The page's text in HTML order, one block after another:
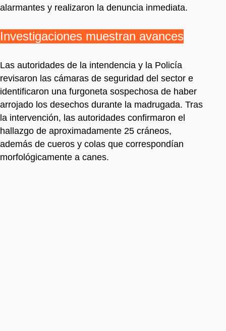
alarmantes y realizaron la denuncia inmediata.
Investigaciones muestran avances
Las autoridades de la intendencia y la Policía
revisaron las cámaras de seguridad del sector e
identificaron una furgoneta sospechosa de haber
arrojado los desechos durante la madrugada. Tras
la intervención, las autoridades confirmaron el
hallazgo de aproximadamente 25 cráneos,
además de cueros y colas que correspondían
morfológicamente a canes.